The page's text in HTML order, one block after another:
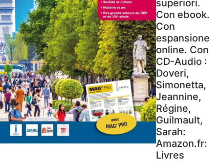
superiori.
Con ebook.
Con
espansione
online. Con
CD-Audio :
Doveri,
Simonetta,
Jeannine,
Régine,
Guilmault,
Sarah:
Amazon.fr:
Livres